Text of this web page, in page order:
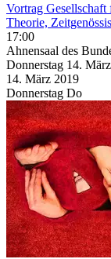
Vortrag
Theorie,
17:00
Ahnensaal des
Donnerstag 14. März
14. März 2019
Donnerstag Do